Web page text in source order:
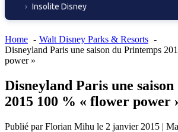
Insolite Disney
Home
Walt Disney Parks & Resorts
Disneyland Paris une saison du Printemps
power »
Disneyland Paris une
2015 100 % « flower power
Publié parFlorian Mihu le 2 janvier 2015 |